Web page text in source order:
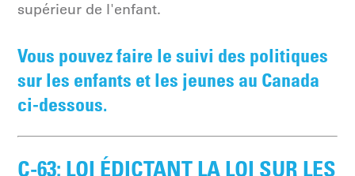
supérieur de l'enfant.
Vous pouvez faire le suivi des politiques
sur les enfants et les jeunes au Canada
ci-dessous.
C-63: LOI ÉDICTANT LA LOI SUR LES